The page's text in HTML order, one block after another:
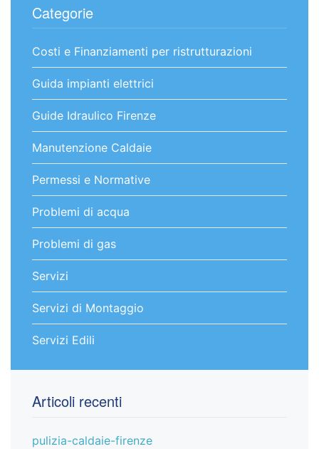
Categorie
Costi e Finanziamenti per ristrutturazioni
Guida impianti elettrici
Guide Idraulico Firenze
Manutenzione Caldaie
Permessi e Normative
Problemi di acqua
Problemi di gas
Servizi
Servizi di Montaggio
Servizi Edili
Articoli recenti
pulizia-caldaie-firenze